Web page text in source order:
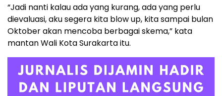
“Jadi nanti kalau ada yang kurang, ada yang perlu
dievaluasi, aku segera kita blow up, kita sampai bulan
Oktober akan mencoba berbagai skema,” kata
mantan Wali Kota Surakarta itu.